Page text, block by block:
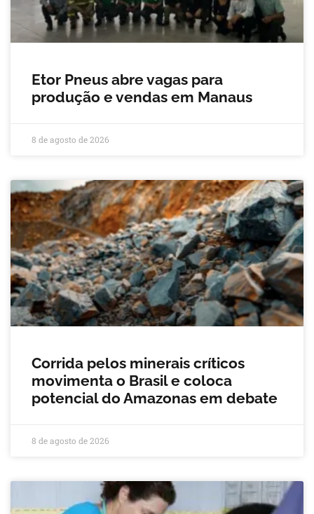
Etor Pneus abre vagas para
produção e vendas em Manaus
8 de agosto de 2026
Corrida pelos minerais críticos
movimenta o Brasil e coloca
potencial do Amazonas em debate
8 de agosto de 2026